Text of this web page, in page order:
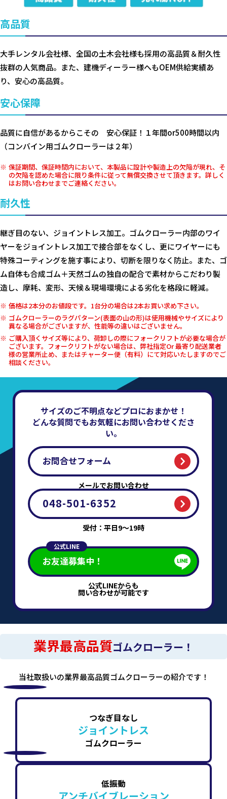
高品質
大手レンタル会社様、全国の土木会社様も採用の高品質＆耐久性
抜群の人気商品。また、建機ディーラー様へもOEM供給実績あ
り、安心の高品質。
安心保障
品質に自信があるからこその 安心保証！１年間or500時間以内
（コンバイン用ゴムクローラーは２年）
保証期間、保証時間内において、本製品に設計や製造上の欠陥が現れ、そ
の欠陥を認めた場合に限り条件に従って無償交換させて頂きます。詳しく
はお問い合わせまでご連絡ください。
耐久性
継ぎ目のない、ジョイントレス加工。ゴムクローラー内部のワイ
ヤーをジョイントレス加工で接合部をなくし、更にワイヤーにも
特殊コーティングを施す事により、切断を限りなく防止。また、ゴ
ム自体も合成ゴム＋天然ゴムの独自の配合で素材からこだわり製
造し、摩耗、変形、天候＆現場環境による劣化を格段に軽減。
価格は2本分のお値段です。1台分の場合は2本お買い求め下さい。
ゴムクローラーのラグパターン(表面の山の形)は使用機械やサイズにより
異なる場合がございますが、性能等の違いはございません。
ご購入頂くサイズ等により、荷卸しの際にフォークリフトが必要な場合が
ございます。フォークリフトがない場合は、弊社指定Or 最寄り配送業者
様の営業所止め、またはチャーター便（有料）にて対応いたしますのでご
相談ください。
サイズのご不明点などプロにおまかせ！
どんな質問でもお気軽にお問い合わせくださ
い。
お問合せフォーム
メールでお問い合わせ
048-501-6352
受付：平日9～19時
公式LINE
お友達募集中！
公式LINEからも
問い合わせが可能です
業界最高品質ゴムクローラー！
当社取扱いの業界最高品質ゴムクローラーの紹介です！
つなぎ目なし
ジョイントレス
ゴムクローラー
低振動
アンチバイブレーション